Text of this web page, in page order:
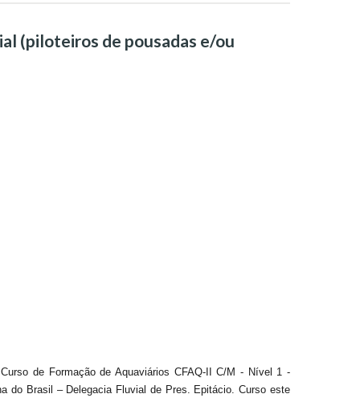
(piloteiros de pousadas e/ou
Curso de Formação de Aquaviários CFAQ-II C/M - Nível 1 -
do Brasil – Delegacia Fluvial de Pres. Epitácio. Curso este